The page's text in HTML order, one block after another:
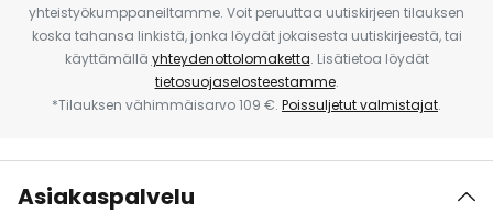
yhteistyökumppaneiltamme. Voit peruuttaa uutiskirjeen tilauksen
koska tahansa linkistä, jonka löydät jokaisesta uutiskirjeestä, tai
käyttämällä yhteydenottolomaketta. Lisätietoa löydät
tietosuojaselosteestamme.
*Tilauksen vähimmäisarvo 109 €. Poissuljetut valmistajat.
Asiakaspalvelu